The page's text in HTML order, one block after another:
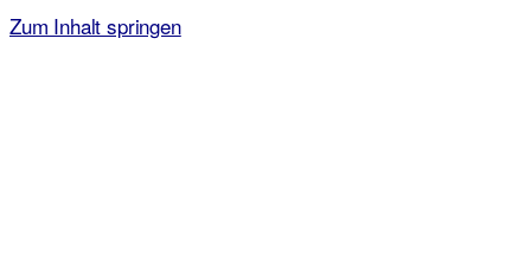
Zum Inhalt springen